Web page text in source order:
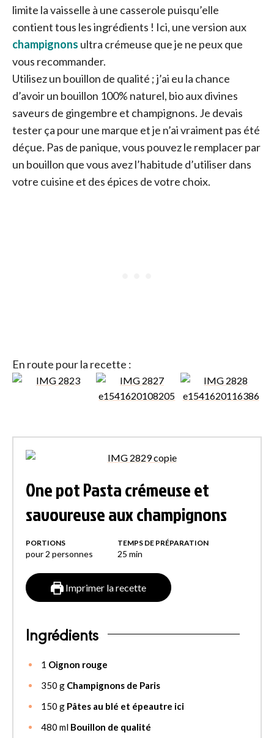
limite la vaisselle à une casserole puisqu’elle
contient tous les ingrédients ! Ici, une version aux
champignons ultra crémeuse que je ne peux que
vous recommander.
Utilisez un bouillon de qualité ; j’ai eu la chance
d’avoir un bouillon 100% naturel, bio aux divines
saveurs de gingembre et champignons. Je devais
tester ça pour une marque et je n’ai vraiment pas été
déçue. Pas de panique, vous pouvez le remplacer par
un bouillon que vous avez l’habitude d’utiliser dans
votre cuisine et des épices de votre choix.
En route pour la recette :
One pot Pasta crémeuse et
savoureuse aux champignons
PORTIONS
pour 2 personnes
TEMPS DE PRÉPARATION
25 min
Imprimer la recette
Ingrédients
1 Oignon rouge
350 g Champignons de Paris
150 g Pâtes au blé et épeautre ici
480 ml Bouillon de qualité